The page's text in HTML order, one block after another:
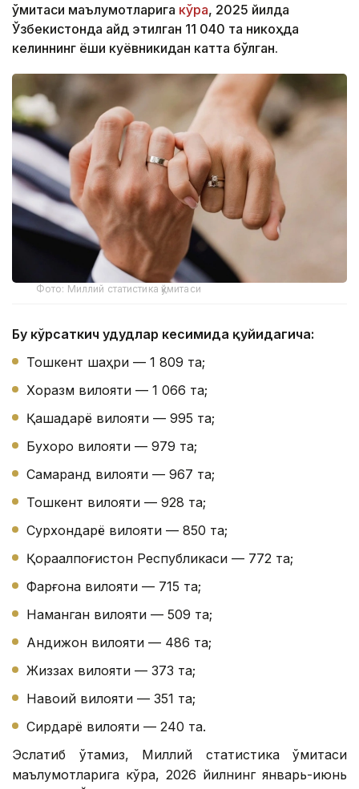
қўмитаси маълумотларига кўра, 2025 йилда
Ўзбекистонда қайд этилган 11 040 та никоҳда
келиннинг ёши куёвникидан катта бўлган.
Фото: Миллий статистика қўмитаси
Бу кўрсаткич ҳудудлар кесимида қуйидагича:
Тошкент шаҳри — 1 809 та;
Хоразм вилояти — 1 066 та;
Қашқадарё вилояти — 995 та;
Бухоро вилояти — 979 та;
Самарқанд вилояти — 967 та;
Тошкент вилояти — 928 та;
Сурхондарё вилояти — 850 та;
Қорақалпоғистон Республикаси — 772 та;
Фарғона вилояти — 715 та;
Наманган вилояти — 509 та;
Андижон вилояти — 486 та;
Жиззах вилояти — 373 та;
Навоий вилояти — 351 та;
Сирдарё вилояти — 240 та.
Эслатиб ўтамиз, Миллий статистика қўмитаси
маълумотларига кўра, 2026 йилнинг январь-июнь